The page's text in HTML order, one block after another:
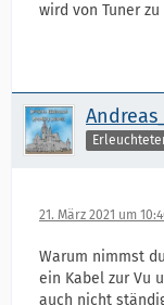
wird von Tuner
21. März 2021 um
Warum nimmst
ein Kabel zur Vu
auch nicht